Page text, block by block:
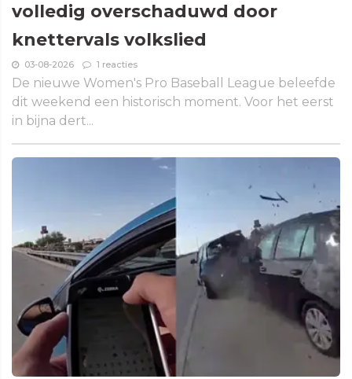
volledig overschaduwd door
knettervals volkslied
03-08-2026 1 reacties
De nieuwe Women's Pro Baseball League beleefde
dit weekend een historisch moment. Voor het eerst
in bijna dert...